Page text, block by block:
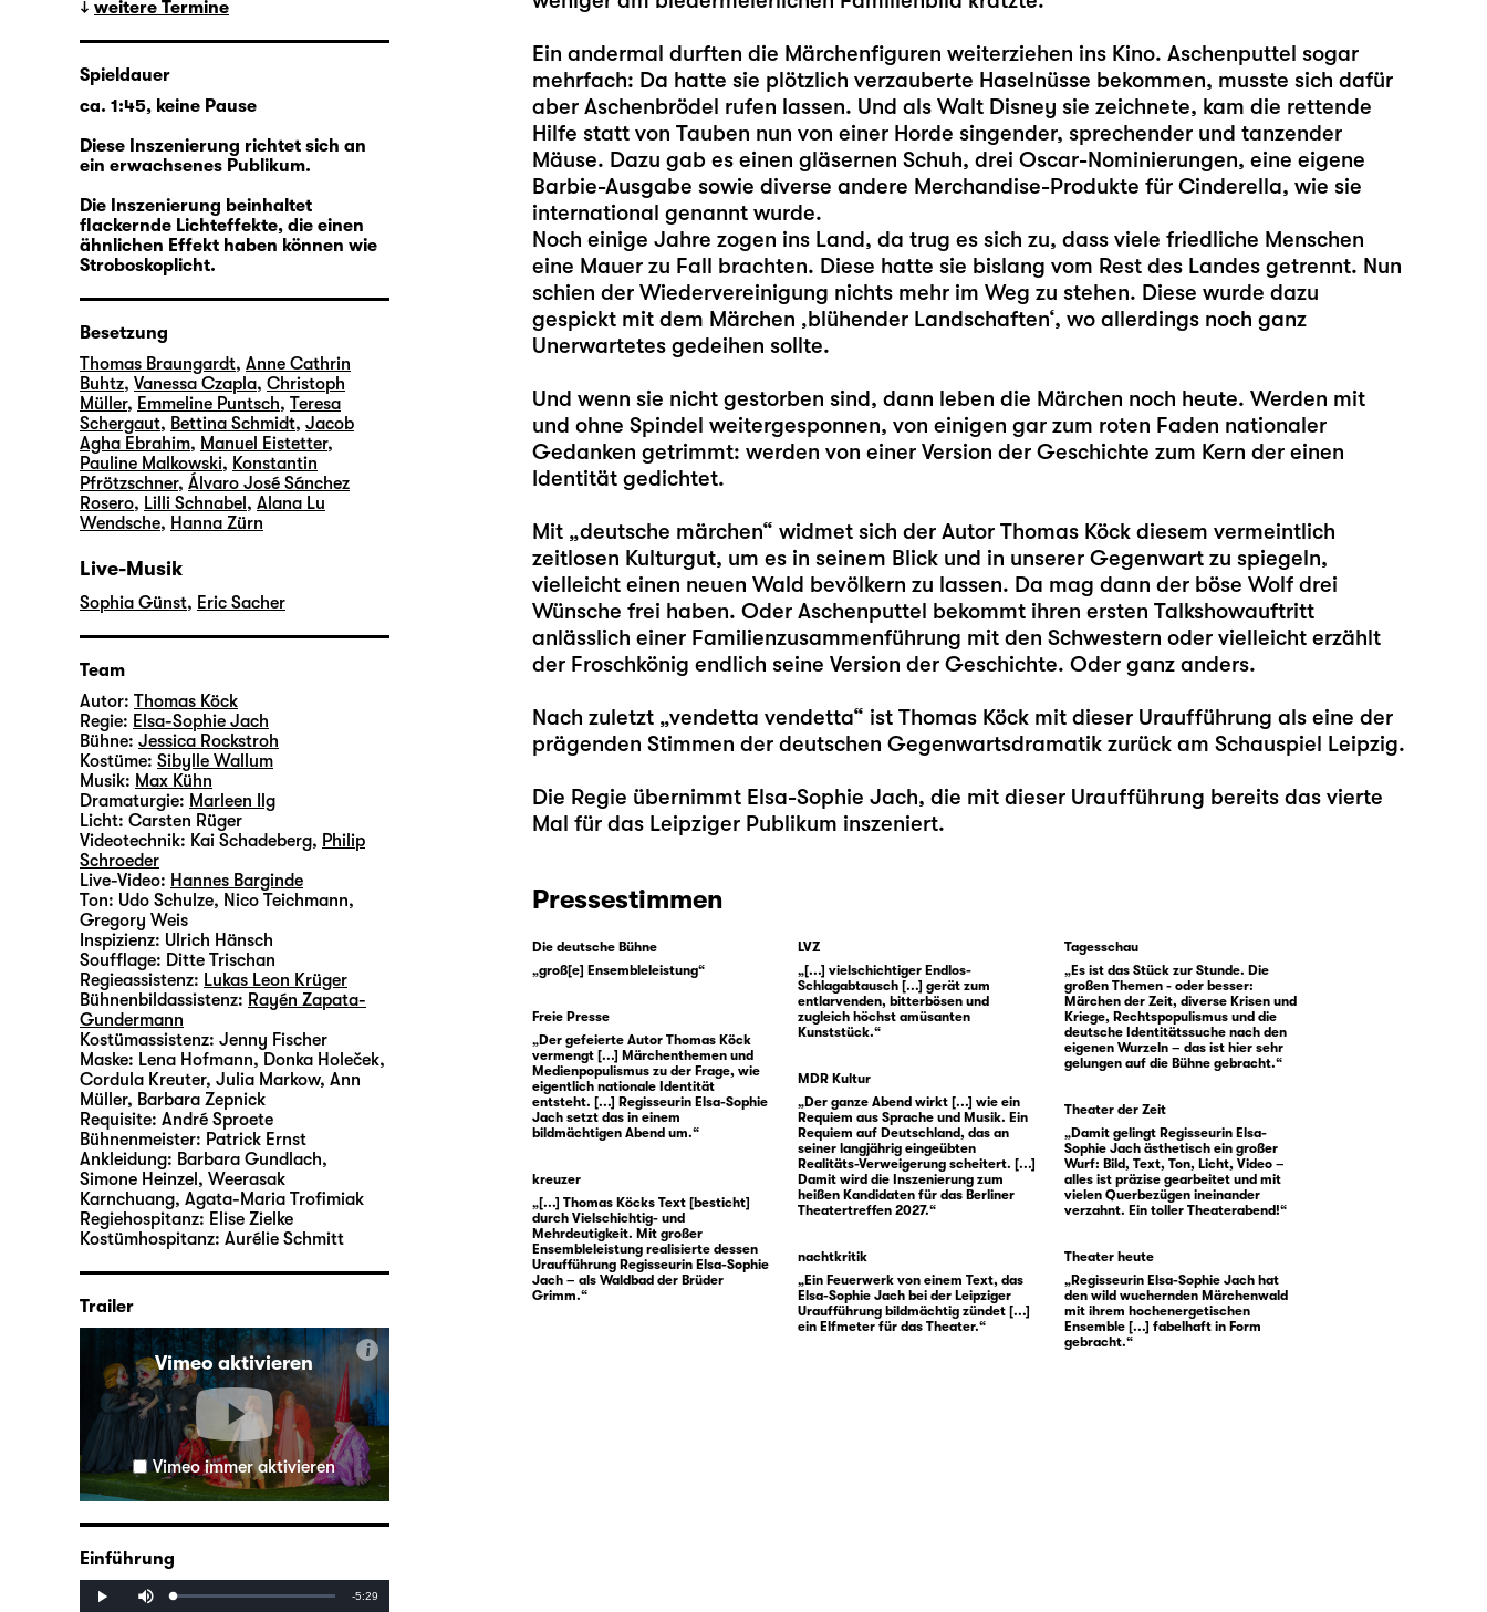
Ein andermal durften die Märchenfiguren weiterziehen ins Kino. Aschenputtel sogar
mehrfach: Da hatte sie plötzlich verzauberte Haselnüsse bekommen, musste sich dafür
aber Aschenbrödel rufen lassen. Und als Walt Disney sie zeichnete, kam die rettende
Hilfe statt von Tauben nun von einer Horde singender, sprechender und tanzender
Mäuse. Dazu gab es einen gläsernen Schuh, drei Oscar-Nominierungen, eine eigene
Barbie-Ausgabe sowie diverse andere Merchandise-Produkte für Cinderella, wie sie
international genannt wurde.
Noch einige Jahre zogen ins Land, da trug es sich zu, dass viele friedliche Menschen
eine Mauer zu Fall brachten. Diese hatte sie bislang vom Rest des Landes getrennt. Nun
schien der Wiedervereinigung nichts mehr im Weg zu stehen. Diese wurde dazu
gespickt mit dem Märchen ‚blühender Landschaften‘, wo allerdings noch ganz
Unerwartetes gedeihen sollte.
Und wenn sie nicht gestorben sind, dann leben die Märchen noch heute. Werden mit
und ohne Spindel weitergesponnen, von einigen gar zum roten Faden nationaler
Gedanken getrimmt: werden von einer Version der Geschichte zum Kern der einen
Identität gedichtet.
Mit „deutsche märchen“ widmet sich der Autor Thomas Köckdiesem vermeintlich
zeitlosen Kulturgut, um es in seinem Blick und in unserer Gegenwart zu spiegeln,
vielleicht einen neuen Wald bevölkern zu lassen. Da mag dann der böse Wolf drei
Wünsche frei haben. Oder Aschenputtel bekommt ihren ersten Talkshowauftritt
anlässlich einer Familienzusammenführung mit den Schwestern oder vielleicht erzählt
der Froschkönig endlich seine Version der Geschichte. Oder ganz anders.
Nach zuletzt „vendetta vendetta“ ist Thomas Köckmit dieser Uraufführung als eine der
prägenden Stimmen der deutschen Gegenwartsdramatik zurück am Schauspiel Leipzig.
Die Regie übernimmt Elsa-Sophie Jach, die mit dieser Uraufführung bereits das vierte
Mal für das Leipziger Publikum inszeniert.
Pressestimmen
Die deutsche Bühne
„groß[e] Ensembleleistung“
Freie Presse
„Der gefeierte Autor Thomas Köck
vermengt [...] Märchenthemen und
Medienpopulismus zu der Frage, wie
eigentlich nationale Identität
entsteht. [...] Regisseurin Elsa-Sophie
Jach setzt das in einem
bildmächtigen Abend um.“
kreuzer
„[...] Thomas Köcks Text [besticht]
durch Vielschichtig- und
Mehrdeutigkeit. Mit großer
Ensembleleistung realisierte dessen
Uraufführung Regisseurin Elsa-Sophie
Jach – als Waldbad der Brüder
Grimm.“
LVZ
„[...] vielschichtiger Endlos-
Schlagabtausch [...] gerät zum
entlarvenden, bitterbösen und
zugleich höchst amüsanten
Kunststück.“
MDR Kultur
„Der ganze Abend wirkt [...] wie ein
Requiem aus Sprache und Musik. Ein
Requiem auf Deutschland, das an
seiner langjährig eingeübten
Realitäts-Verweigerung scheitert. [...]
Damit wird die Inszenierung zum
heißen Kandidaten für das Berliner
Theatertreffen 2027.“
nachtkritik
„Ein Feuerwerk von einem Text, das
Elsa-Sophie Jach bei der Leipziger
Uraufführung bildmächtig zündet [...]
ein Elfmeter für das Theater.“
Tagesschau
„Es ist das Stück zur Stunde. Die
großen Themen - oder besser:
Märchen der Zeit, diverse Krisen und
Kriege, Rechtspopulismus und die
deutsche Identitätssuche nach den
eigenen Wurzeln – das ist hier sehr
gelungen auf die Bühne gebracht.“
Theater der Zeit
„Damit gelingt Regisseurin Elsa-
Sophie Jach ästhetisch ein großer
Wurf: Bild, Text, Ton, Licht, Video –
alles ist präzise gearbeitet und mit
vielen Querbezügen ineinander
verzahnt. Ein toller Theaterabend!“
Theater heute
„Regisseurin Elsa-Sophie Jach hat
den wild wuchernden Märchenwald
mit ihrem hochenergetischen
Ensemble [...] fabelhaft in Form
gebracht.“
weitere Termine
Spieldauer
ca. 1:45, keine Pause
Diese Inszenierung richtet sich an
ein erwachsenes Publikum.
Die Inszenierung beinhaltet
flackernde Lichteffekte, die einen
ähnlichen Effekt haben können wie
Stroboskoplicht.
Besetzung
Thomas Braungardt, Anne Cathrin
Buhtz, Vanessa Czapla, Christoph
Müller, Emmeline Puntsch, Teresa
Schergaut, Bettina Schmidt, Jacob
Agha Ebrahim, Manuel Eistetter,
Pauline Malkowski, Konstantin
Pfrötzschner, Álvaro José Sánchez
Rosero, Lilli Schnabel , Alana Lu
Wendsche, Hanna Zürn
Live-Musik
Sophia Günst, Eric Sacher
Team
Autor: Thomas Köck
Regie: Elsa-Sophie Jach
Bühne: Jessica Rockstroh
Kostüme: Sibylle Wallum
Musik: Max Kühn
Dramaturgie: Marleen Ilg
Licht: Carsten Rüger
Videotechnik: Kai Schadeberg, Philip
Schroeder
Live-Video: Hannes Barginde
Ton: Udo Schulze, Nico Teichmann,
Gregory Weis
Inspizienz: Ulrich Hänsch
Soufflage: Ditte Trischan
Regieassistenz: Lukas Leon Krüger
Bühnenbildassistenz: Rayén Zapata-
Gundermann
Kostümassistenz: Jenny Fischer
Maske: Lena Hofmann, Donka Holeček,
Cordula Kreuter, Julia Markow, Ann
Müller, Barbara Zepnick
Requisite: André Sproete
Bühnenmeister: Patrick Ernst
Ankleidung: Barbara Gundlach,
Simone Heinzel, Weerasak
Karnchuang, Agata-Maria Trofimiak
Regiehospitanz: Elise Zielke
Kostümhospitanz: Aurélie Schmitt
Trailer
Vimeo aktivieren
i
Vimeo immer aktivieren
Einführung
Play Loaded:
Progress:
Remaining
-5:29